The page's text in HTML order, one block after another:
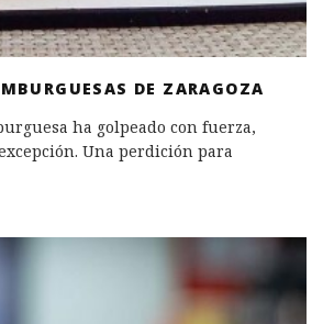
DE ZARAGOZA
ha golpeado con fuerza,
Una perdición para